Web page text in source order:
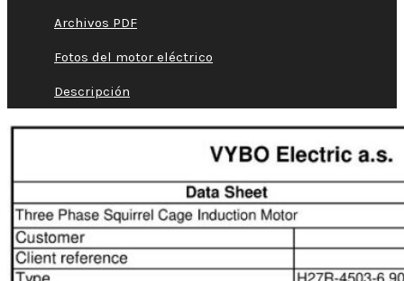
Archivos PDF
Fotos del motor eléctrico
Descripción